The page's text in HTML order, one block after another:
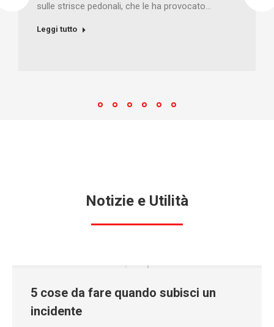
sulle strisce pedonali, che le ha provocato…
Leggi tutto
Notizie e Utilità
5 cose da fare quando subisci un
incidente